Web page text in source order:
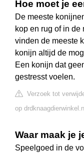
Hoe moet je
De meeste
kop en rug of in de
vinden de meeste
konijn altijd de
Een konijn dat
gestresst voelen.
Verzoek tot
op drdknaagdierwinkel.nl
Waar maak je
Speelgoed in de